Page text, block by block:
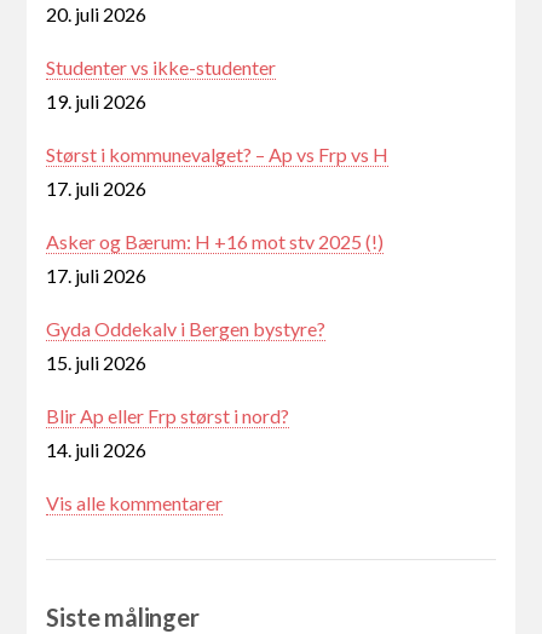
20. juli 2026
Studenter vs ikke-studenter
19. juli 2026
Størst i kommunevalget? – Ap vs Frp vs H
17. juli 2026
Asker og Bærum: H +16 mot stv 2025 (!)
17. juli 2026
Gyda Oddekalv i Bergen bystyre?
15. juli 2026
Blir Ap eller Frp størst i nord?
14. juli 2026
Vis alle kommentarer
Siste målinger